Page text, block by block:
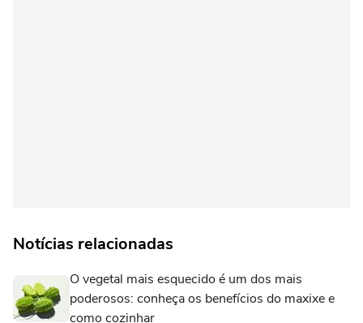
Notícias relacionadas
O vegetal mais esquecido é um dos mais
poderosos: conheça os benefícios do maxixe e
como cozinhar